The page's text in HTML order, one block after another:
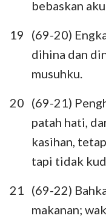
1 2 3
22
23
bebaskan
19
(69-20)
dihina dan
musuhku.
20 (69-21)
patah hati,
kasihan,
tapi tidak
21
(69-22)
makanan;